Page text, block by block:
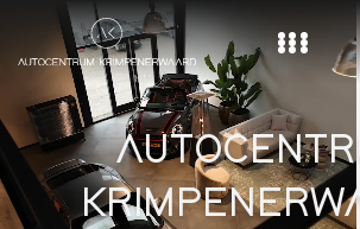
Home
Aanbod
Diensten